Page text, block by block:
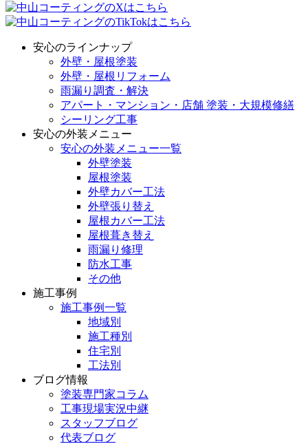
安心のラインナップ
外壁・屋根塗装
外壁・屋根リフォーム
雨漏り調査・解決
アパート・マンション・店舗 塗装・大規模修繕
シーリング工事
安心の外装メニュー
安心の外装メニュー一覧
外壁塗装
屋根塗装
外壁カバー工法
外壁張り替え
屋根カバー工法
屋根葺き替え
雨漏り修理
防水工事
その他
施工事例
施工事例一覧
地域別
施工種別
住宅別
工法別
ブログ情報
塗装専門家コラム
工事現場実況中継
スタッフブログ
代表ブログ